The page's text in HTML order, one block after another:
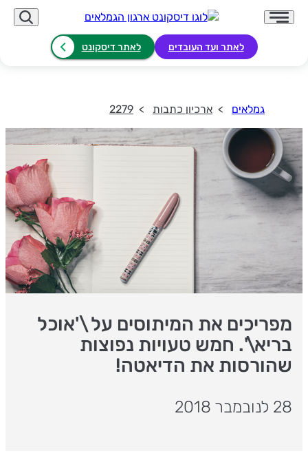
לאתר ועד העובדים לאתר דיסקונט
גמלאים ארכיון כתבות 2279
מפריכים את המיתוסים על \'אוכל
בריא\'. חמש טעויות נפוצות
שהורסות את הדיאטה!
28 לנובמבר 2018